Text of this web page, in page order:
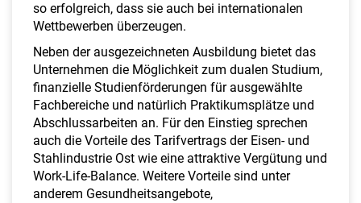
so erfolgreich, dass sie auch bei internationalen
Wettbewerben überzeugen.
Neben der ausgezeichneten Ausbildung bietet das
Unternehmen die Möglichkeit zum dualen Studium,
finanzielle Studienförderungen für ausgewählte
Fachbereiche und natürlich Praktikumsplätze und
Abschlussarbeiten an. Für den Einstieg sprechen
auch die Vorteile des Tarifvertrags der Eisen- und
Stahlindustrie Ost wie eine attraktive Vergütung und
Work-Life-Balance. Weitere Vorteile sind unter
anderem Gesundheitsangebote,